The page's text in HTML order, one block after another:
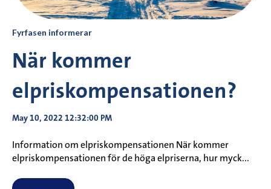
Fyrfasen informerar
När kommer
elpriskompensationen?
May 10, 2022 12:32:00 PM
Information om elpriskompensationen När kommer
elpriskompensationen för de höga elpriserna, hur myck...